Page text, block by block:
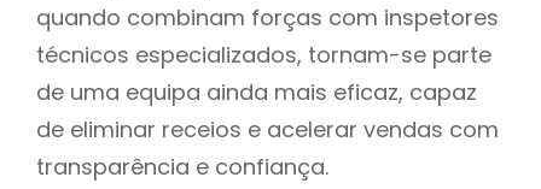
quando combinam forças com inspetores
técnicos especializados, tornam-se parte
de uma equipa ainda mais eficaz, capaz
de eliminar receios e acelerar vendas com
transparência e confiança.